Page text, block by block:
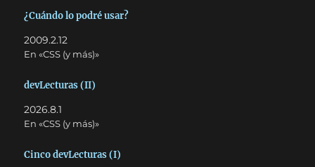
¿Cuándo lo podré usar?
2009.2.12
En «CSS (y más)»
devLecturas (II)
2026.8.1
En «CSS (y más)»
Cinco devLecturas (I)